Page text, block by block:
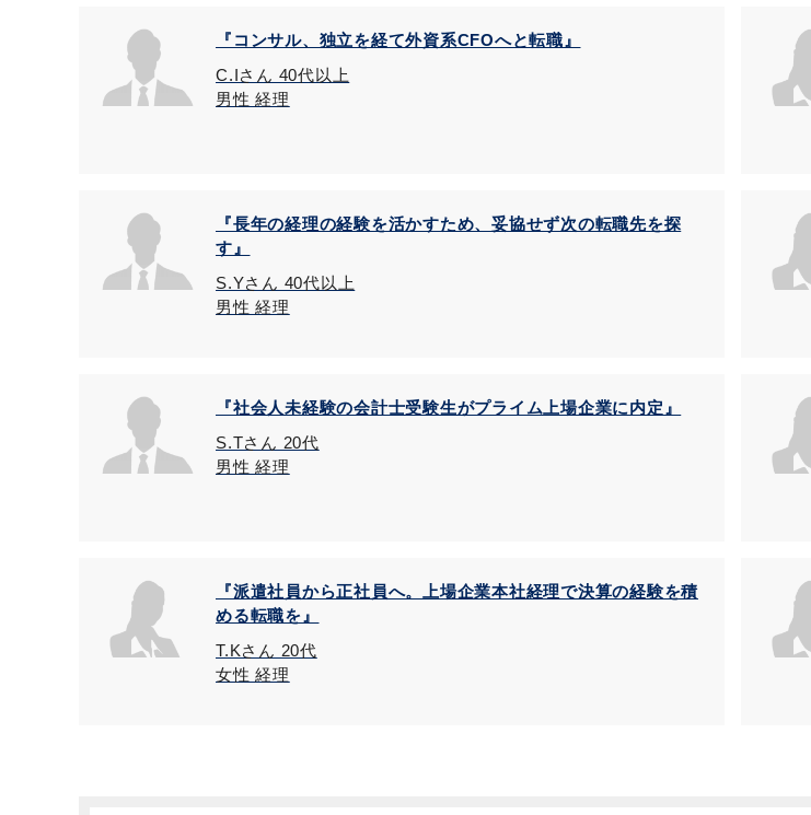
『コンサル、独立を経て外資系CFOへと転職』
C.Iさん 40代以上
男性 経理
『長年の経理の経験を活かすため、妥協せず次の転職先を探
す』
S.Yさん 40代以上
男性 経理
『社会人未経験の会計士受験生がプライム上場企業に内定』
S.Tさん 20代
男性 経理
『派遣社員から正社員へ。上場企業本社経理で決算の経験を積
める転職を』
T.Kさん 20代
女性 経理